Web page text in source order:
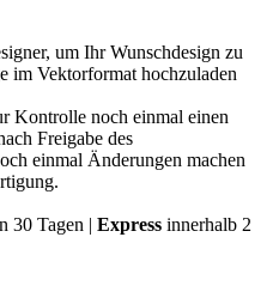
um Ihr Wunschdesign zu
im Vektorformat hochzuladen
Kontrolle noch einmal einen
Freigabe des
einmal Änderungen machen
30 Tagen | Express innerhalb 2